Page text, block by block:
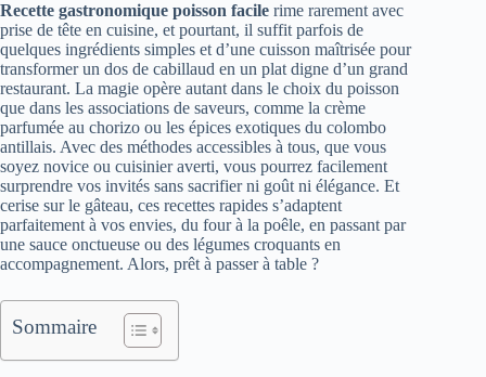
Recette gastronomique poisson facile rime rarement avec
prise de tête en cuisine, et pourtant, il suffit parfois de
quelques ingrédients simples et d’une cuisson maîtrisée pour
transformer un dos de cabillaud en un plat digne d’un grand
restaurant. La magie opère autant dans le choix du poisson
que dans les associations de saveurs, comme la crème
parfumée au chorizo ou les épices exotiques du colombo
antillais. Avec des méthodes accessibles à tous, que vous
soyez novice ou cuisinier averti, vous pourrez facilement
surprendre vos invités sans sacrifier ni goût ni élégance. Et
cerise sur le gâteau, ces recettes rapides s’adaptent
parfaitement à vos envies, du four à la poêle, en passant par
une sauce onctueuse ou des légumes croquants en
accompagnement. Alors, prêt à passer à table ?
Sommaire